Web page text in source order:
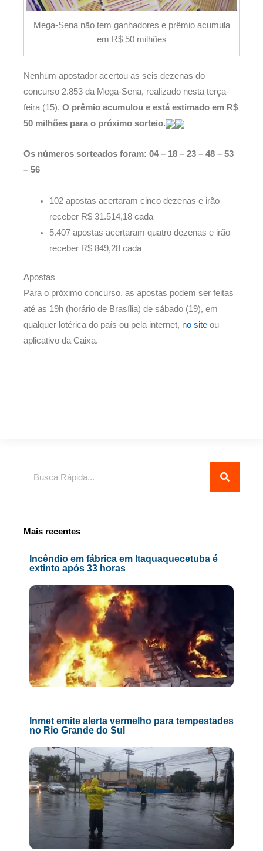
Mega-Sena não tem ganhadores e prêmio acumula
em R$ 50 milhões
Nenhum apostador acertou as seis dezenas do
concurso 2.853 da Mega-Sena, realizado nesta terça-
feira (15). O prêmio acumulou e está estimado em R$
50 milhões para o próximo sorteio.
Os números sorteados foram: 04 – 18 – 23 – 48 – 53
– 56
102 apostas acertaram cinco dezenas e irão
receber R$ 31.514,18 cada
5.407 apostas acertaram quatro dezenas e irão
receber R$ 849,28 cada
Apostas
Para o próximo concurso, as apostas podem ser feitas
até as 19h (horário de Brasília) de sábado (19), em
qualquer lotérica do país ou pela internet, no site ou
aplicativo da Caixa.
Mais recentes
Incêndio em fábrica em Itaquaquecetuba é
extinto após 33 horas
Inmet emite alerta vermelho para tempestades
no Rio Grande do Sul